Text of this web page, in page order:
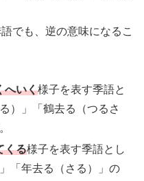
でも、逆の意味になるこ
へいく様子を表す季語と
）」「鶴去る（つるさ
くる様子を表す季語とし
「年去る（さる）」の